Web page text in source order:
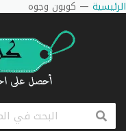
الرئيسية — كوبون وجوه